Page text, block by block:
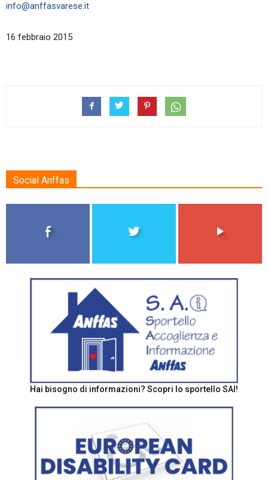
info@anffasvarese.it
16 febbraio 2015
Social Anffas
Hai bisogno di informazioni? Scopri lo sportello SAI!